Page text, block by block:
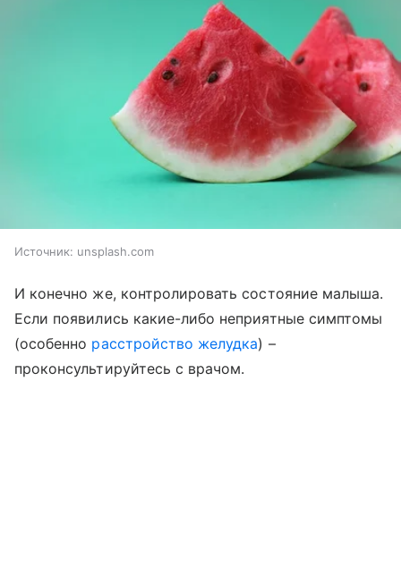
Источник: unsplash.com
И конечно же, контролировать состояние малыша.
Если появились какие-либо неприятные симптомы
(особенно расстройство желудка) –
проконсультируйтесь с врачом.